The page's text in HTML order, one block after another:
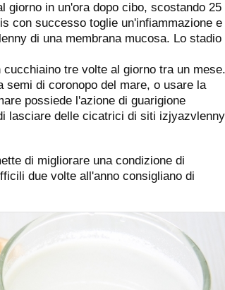
giorno in un'ora dopo cibo, scostando 25
con successo toglie un'infiammazione e
di una membrana mucosa. Lo stadio
tre volte al giorno tra un mese.
semi di coronopo del mare, o usare la
possiede l'azione di guarigione
lasciare delle cicatrici di siti izjyazvlenny
di migliorare una condizione di
due volte all'anno consigliano di